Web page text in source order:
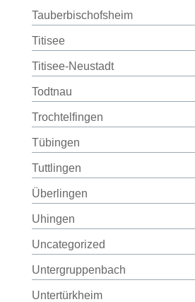
Tauberbischofsheim
Titisee
Titisee-Neustadt
Todtnau
Trochtelfingen
Tübingen
Tuttlingen
Überlingen
Uhingen
Uncategorized
Untergruppenbach
Untertürkheim